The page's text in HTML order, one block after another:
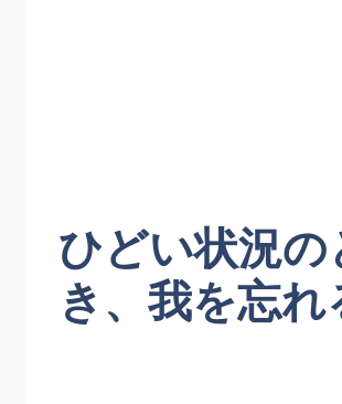
ひどい状況の
き、我を忘れ